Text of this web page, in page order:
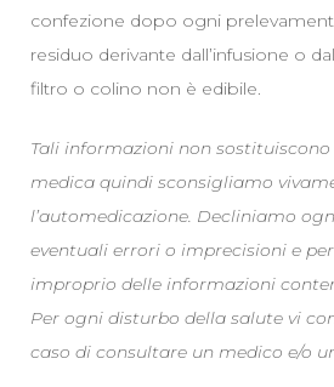
confezione dopo ogni
residuo derivante dall’infusione o
filtro o colino non è edibile.
Tali informazioni non
medica quindi sconsigliamo
l’automedicazione. Decliniamo
eventuali errori o imprecisioni e
improprio delle informazioni
Per ogni disturbo della salute vi
caso di consultare un medico e/o